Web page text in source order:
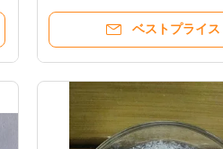
ベストプライス